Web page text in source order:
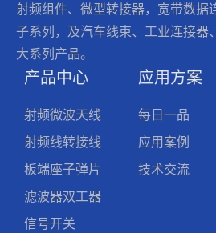
射频组件、微型转接器，宽带数据
子系列，及汽车线束、工业连接器
大系列产品。
产品中心
射频微波天线
射频线转接线
板端座子弹片
滤波器双工器
信号开关
应用方案
每日一品
应用案例
技术交流